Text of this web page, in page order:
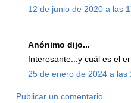
12 de junio de 2020 a las
Anónimo dijo...
Interesante...y cuál es el
25 de enero de 2024 a las
Publicar un comentario